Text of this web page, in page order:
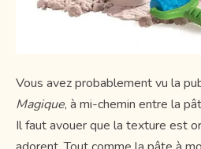
Vous avez probablement vu la
Magique, à mi-chemin entre la
Il faut avouer que la texture est